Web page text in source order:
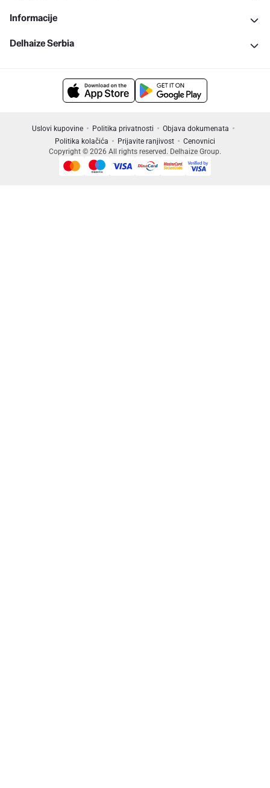
Informacije
Delhaize Serbia
Uslovi kupovine Politika privatnosti
Objava dokumenata
Politika kolačića
Prijavite ranjivost
Cenovnici
Copyright © 2026 All rights reserved. Delhaize Group.